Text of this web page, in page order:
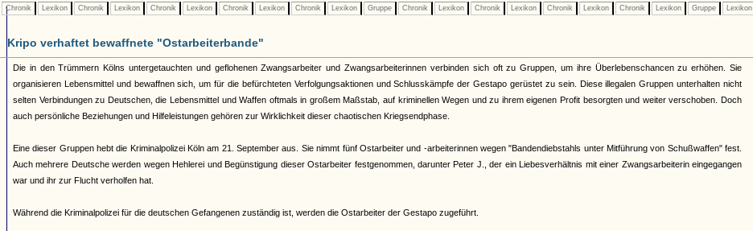
Chronik Lexikon Chronik Lexikon Chronik Lexikon Chronik Lexikon Chronik Lexikon Gruppe Chronik Lexikon Chronik Lexikon Chronik Lexikon Chronik Lexikon Gruppe Lexikon
Kripo verhaftet bewaffnete "Ostarbeiterbande"
Die in den Trümmern Kölns untergetauchten und geflohenen Zwangsarbeiter und Zwangsarbeiterinnen verbinden sich oft zu Gruppen, um ihre Überlebenschancen zu erhöhen. Sie
organisieren Lebensmittel und bewaffnen sich, um für die befürchteten Verfolgungsaktionen und Schlusskämpfe der Gestapo gerüstet zu sein. Diese illegalen Gruppen unterhalten nicht
selten Verbindungen zu Deutschen, die Lebensmittel und Waffen oftmals in großem Maßstab, auf kriminellen Wegen und zu ihrem eigenen Profit besorgten und weiter verschoben. Doch
auch persönliche Beziehungen und Hilfeleistungen gehören zur Wirklichkeit dieser chaotischen Kriegsendphase.
Eine dieser Gruppen hebt die Kriminalpolizei Köln am 21. September aus. Sie nimmt fünf Ostarbeiter und -arbeiterinnen wegen "Bandendiebstahls unter Mitführung von Schußwaffen" fest.
Auch mehrere Deutsche werden wegen Hehlerei und Begünstigung dieser Ostarbeiter festgenommen, darunter Peter J., der ein Liebesverhältnis mit einer Zwangsarbeiterin eingegangen
war und ihr zur Flucht verholfen hat.
Während die Kriminalpolizei für die deutschen Gefangenen zuständig ist, werden die Ostarbeiter der Gestapo zugeführt.